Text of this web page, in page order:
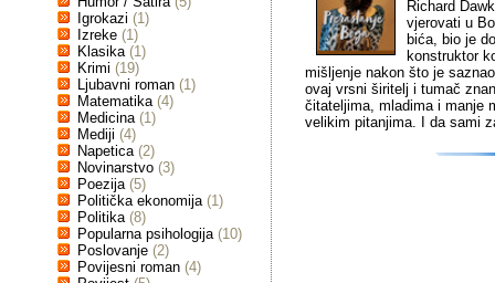
Igrokazi (1)
Izreke (1)
Klasika (1)
Krimi (19)
Ljubavni roman (1)
Matematika (4)
Medicina (1)
Mediji (4)
Napetica (2)
Novinarstvo (3)
Poezija (5)
Politička ekonomija (1)
Politika (8)
Popularna psihologija (10)
Poslovanje (2)
Povijesni roman (4)
Richard
vjerovati u
bića, bio je
konstruktor
mišljenje nakon što je
ovaj vrsni širitelj i tumač
čitateljima, mladima i manje
velikim pitanjima. I da sami